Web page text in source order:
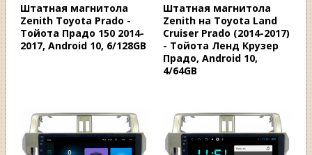
Штатная магнитола
Zenith Toyota Prado -
Тойота Прадо 150 2014-
2017, Android 10, 6/128GB
Штатная магнитола
Zenith на Toyota Land
Cruiser Prado (2014-2017)
- Тойота Ленд Крузер
Прадо, Android 10,
4/64GB